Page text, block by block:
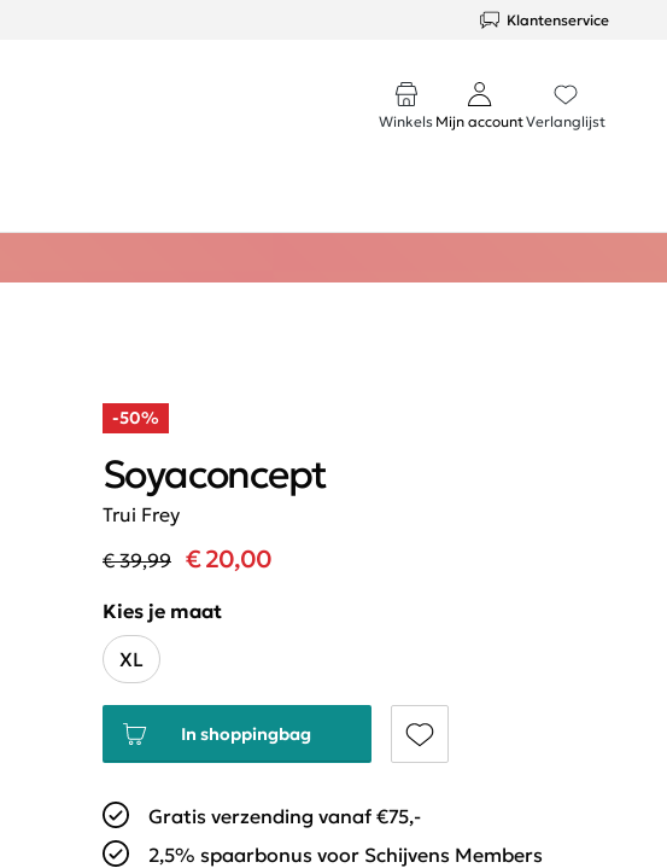
Klantenservice
Winkels Mijn accountVerlanglijst
-50%
Trui Frey
Soyaconcept
€ 39,99 € 20,00
Kies je maat
XL
In shoppingbag
Gratis verzending vanaf €75,-
2,5% spaarbonus voor Schijvens Members